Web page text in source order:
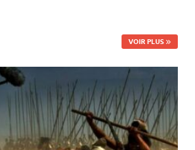
VOIR PLUS